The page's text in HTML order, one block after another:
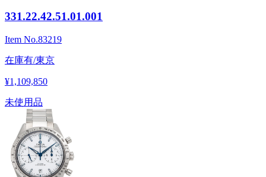
331.22.42.51.01.001
Item No.83219
在庫有/東京
¥1,109,850
未使用品